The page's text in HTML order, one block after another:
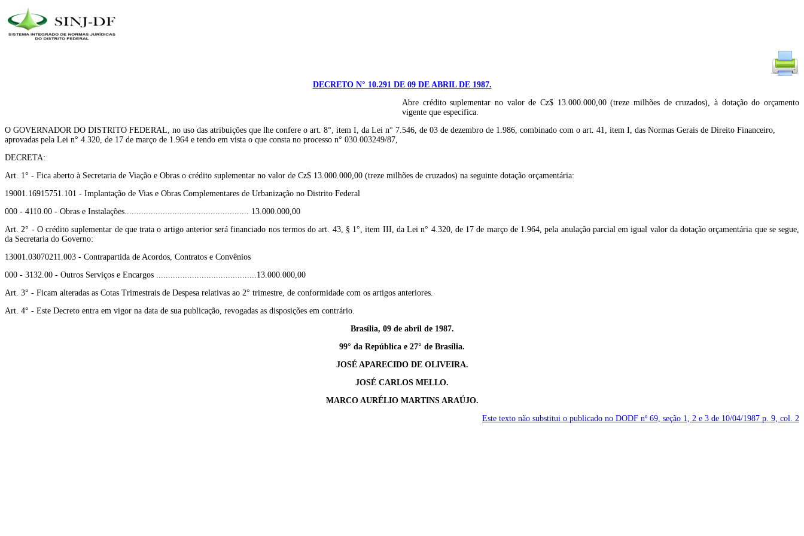
DECRETO N° 10.291 DE 09 DE ABRIL DE 1987.
Abre crédito suplementar no valor de Cz$ 13.000.000,00 (treze milhões de cruzados), à dotação do orçamento
vigente que especifica.
O GOVERNADOR DO DISTRITO FEDERAL, no uso das atribuições que lhe confere o art. 8°, item I, da Lei n° 7.546, de 03 de dezembro de 1.986, combinado com o art. 41, item I, das Normas Gerais de Direito Financeiro,
aprovadas pela Lei n° 4.320, de 17 de março de 1.964 e tendo em vista o que consta no processo n° 030.003249/87,
DECRETA:
Art. 1° - Fica aberto à Secretaria de Viação e Obras o crédito suplementar no valor de Cz$ 13.000.000,00 (treze milhões de cruzados) na seguinte dotação orçamentária:
19001.16915751.101 - Implantação de Vias e Obras Complementares de Urbanização no Distrito Federal
000 - 4110.00 - Obras e Instalações.................................................... 13.000.000,00
Art. 2° - O crédito suplementar de que trata o artigo anterior será financiado nos termos do art. 43, § 1°, item III, da Lei n° 4.320, de 17 de março de 1.964, pela anulação parcial em igual valor da dotação orçamentária que se segue,
da Secretaria do Governo:
13001.03070211.003 - Contrapartida de Acordos, Contratos e Convênios
000 - 3132.00 - Outros Serviços e Encargos ..........................................13.000.000,00
Art. 3° - Ficam alteradas as Cotas Trimestrais de Despesa relativas ao 2° trimestre, de conformidade com os artigos anteriores.
Art. 4° - Este Decreto entra em vigor na data de sua publicação, revogadas as disposições em contrário.
Brasília, 09 de abril de 1987.
99° da República e 27° de Brasília.
JOSÉ APARECIDO DE OLIVEIRA.
JOSÉ CARLOS MELLO.
MARCO AURÉLIO MARTINS ARAÚJO.
Este texto não substitui o publicado no DODF nº 69, seção 1, 2 e 3 de 10/04/1987 p. 9, col. 2